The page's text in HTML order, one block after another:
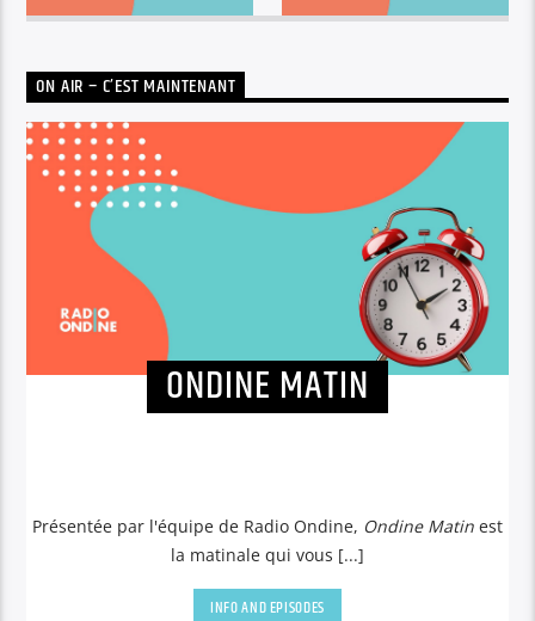
ON AIR – C’EST MAINTENANT
ONDINE MATIN
Présentée par l'équipe de Radio Ondine, Ondine Matin est
la matinale qui vous [...]
INFO AND EPISODES